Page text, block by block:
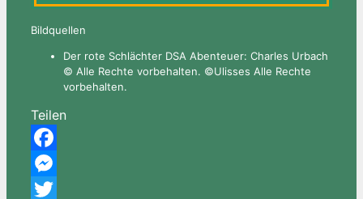
Bildquellen
Der rote Schlächter DSA Abenteuer: Charles Urbach
© Alle Rechte vorbehalten. ©Ulisses Alle Rechte
vorbehalten.
Teilen
Facebook
Messenger